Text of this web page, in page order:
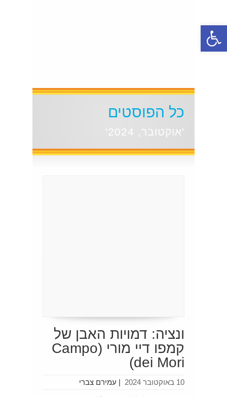
כל הפוסטים
'אוקטובר, 2024'
ונציה: דמויות האבן של
קמפו דיי מורי (Campo
dei Mori)
עמירם צברי | 10 באוקטובר 2024
פתח סרגל נגישות